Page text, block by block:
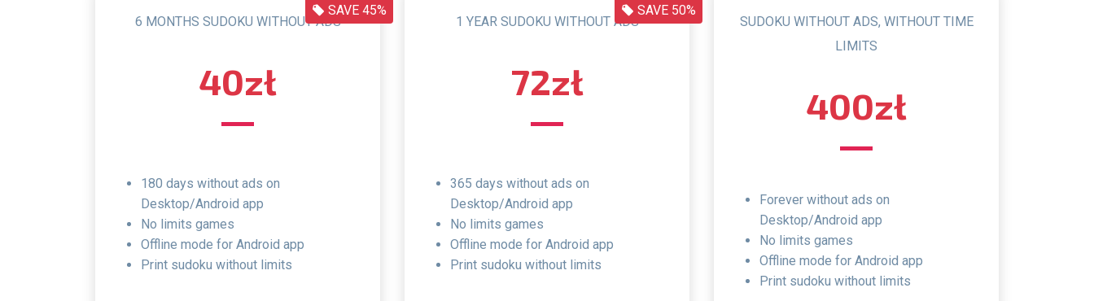
SAVE 45%
6 MONTHS SUDOKU WITHOUT ADS
40zł
180 days without ads on
Desktop/Android app
no limits games
offline mode for Android app
print sudoku without limits
SAVE 50%
1 YEAR SUDOKU WITHOUT ADS
72zł
365 days without ads on
Desktop/Android app
no limits games
offline mode for Android app
print sudoku without limits
SUDOKU WITHOUT ADS, WITHOUT TIME
LIMITS
400zł
Forever without ads on
Desktop/Android app
no limits games
offline mode for Android app
print sudoku without limits